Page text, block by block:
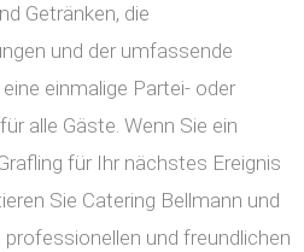
Getränken, die
und der umfassende
einmalige Partei- oder
alle Gäste. Wenn Sie ein
für Ihr nächstes Ereignis
Sie Catering Bellmann und
und freundlichen